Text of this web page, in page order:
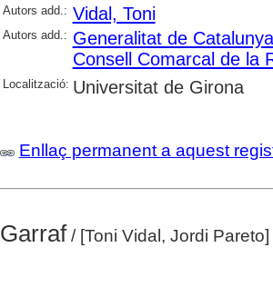
Autors add.: Vidal, Toni
Autors add.: Generalitat de Catalunya
Consell Comarcal de la
Localització: Universitat de Girona
Enllaç permanent a aquest
Garraf/ [Toni Vidal, Jordi Pareto]